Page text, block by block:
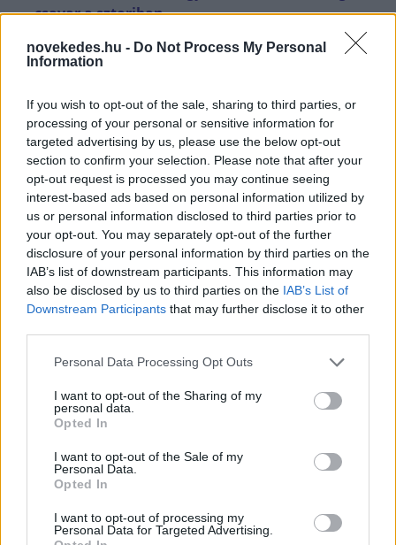
novekedes.hu - Do Not Process My Personal
Information
If you wish to opt-out of the sale, sharing to third parties, or
processing of your personal or sensitive information for
targeted advertising by us, please use the below opt-out
section to confirm your selection. Please note that after your
opt-out request is processed you may continue seeing
interest-based ads based on personal information utilized by
us or personal information disclosed to third parties prior to
your opt-out. You may separately opt-out of the further
disclosure of your personal information by third parties on the
IAB’s list of downstream participants. This information may
also be disclosed by us to third parties on the IAB’s List of
Downstream Participants that may further disclose it to other
Please note that this website/app uses one or more Google
not limited to your visit or usage behaviour. You may click to
grant or deny consent to Google and its third-party tags to
use your data for below specified purposes in below Google
consent section.
Personal Data Processing Opt Outs
I want to opt-out of the Sharing of my
personal data.
Opted In
I want to opt-out of the Sale of my
Personal Data.
Opted In
I want to opt-out of processing my
Personal Data for Targeted Advertising.
csavar a sztoriban
HÍREK 2026. júl. 19.
FRISS HÍREK
Azonosítatlan drón robbant fel a Transz-
Balkán gázvezeték közelében Bulgáriában
HÍREK 4 órája
Vízhiány mellett erdőtűz sújtja a Garda-tavat:
kétszáz embert menekítettek ki
HÍREK 5 órája